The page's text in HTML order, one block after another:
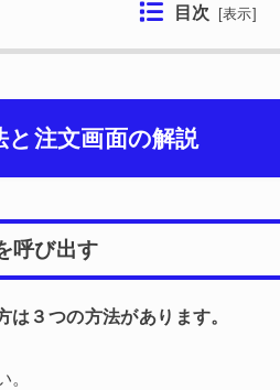
目次 [表示
と注文画面の解説
呼び出す
３つの方法があります。